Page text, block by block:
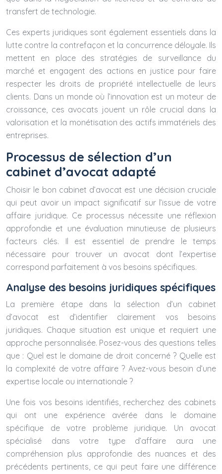
transfert de technologie.
Ces experts juridiques sont également essentiels dans la
lutte contre la contrefaçon et la concurrence déloyale. Ils
mettent en place des stratégies de surveillance du
marché et engagent des actions en justice pour faire
respecter les droits de propriété intellectuelle de leurs
clients. Dans un monde où l’innovation est un moteur de
croissance, ces avocats jouent un rôle crucial dans la
valorisation et la monétisation des actifs immatériels des
entreprises.
Processus de sélection d’un
cabinet d’avocat adapté
Choisir le bon cabinet d’avocat est une décision cruciale
qui peut avoir un impact significatif sur l’issue de votre
affaire juridique. Ce processus nécessite une réflexion
approfondie et une évaluation minutieuse de plusieurs
facteurs clés. Il est essentiel de prendre le temps
nécessaire pour trouver un avocat dont l’expertise
correspond parfaitement à vos besoins spécifiques.
Analyse des besoins juridiques spécifiques
La première étape dans la sélection d’un cabinet
d’avocat est d’identifier clairement vos besoins
juridiques. Chaque situation est unique et requiert une
approche personnalisée. Posez-vous des questions telles
que : Quel est le domaine de droit concerné ? Quelle est
la complexité de votre affaire ? Avez-vous besoin d’une
expertise locale ou internationale ?
Une fois vos besoins identifiés, recherchez des cabinets
qui ont une expérience avérée dans le domaine
spécifique de votre problème juridique. Un avocat
spécialisé dans votre type d’affaire aura une
compréhension plus approfondie des nuances et des
précédents pertinents, ce qui peut faire une différence